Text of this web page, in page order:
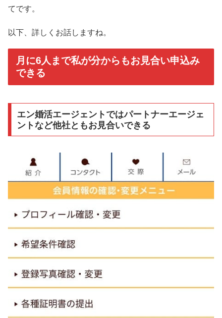
てです。
以下、詳しくお話しますね。
月に6人まで私が分からもお見合い申込み
できる
エン婚活エージェントではパートナーエージェ
ントなど他社ともお見合いできる